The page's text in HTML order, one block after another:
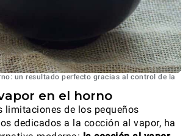
un resultado perfecto gracias al control de la
en el horno
limitaciones de los pequeños
dedicados a la cocción al vapor, ha